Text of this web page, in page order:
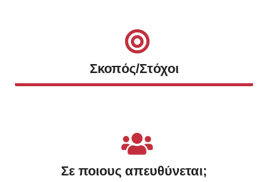
Σκοπός/Στόχοι
Σε ποιους απευθύνεται;